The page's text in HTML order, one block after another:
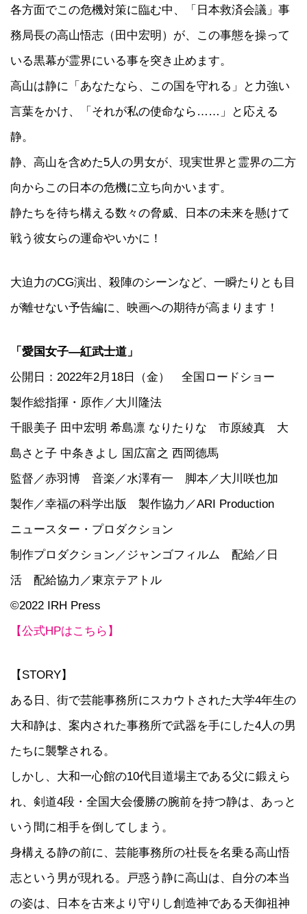
各方面でこの危機対策に臨む中、「日本救済会議」事
務局長の高山悟志（田中宏明）が、この事態を操って
いる黒幕が霊界にいる事を突き止めます。
高山は静に「あなたなら、この国を守れる」と力強い
言葉をかけ、「それが私の使命なら……」と応える
静。
静、高山を含めた5人の男女が、現実世界と霊界の二方
向からこの日本の危機に立ち向かいます。
静たちを待ち構える数々の脅威、日本の未来を懸けて
戦う彼女らの運命やいかに！
大迫力のCG演出、殺陣のシーンなど、一瞬たりとも目
が離せない予告編に、映画への期待が高まります！
「愛国女子―紅武士道」
公開日：2022年2月18日（金） 全国ロードショー
製作総指揮・原作／大川隆法
千眼美子 田中宏明 希島凛 なりたりな 市原綾真 大
島さと子 中条きよし 国広富之 西岡德馬
監督／赤羽博 音楽／水澤有一 脚本／大川咲也加
製作／幸福の科学出版 製作協力／ARI Production
ニュースター・プロダクション
制作プロダクション／ジャンゴフィルム 配給／日
活 配給協力／東京テアトル
©2022 IRH Press
【公式HPはこちら】
【STORY】
ある日、街で芸能事務所にスカウトされた大学4年生の
大和静は、案内された事務所で武器を手にした4人の男
たちに襲撃される。
しかし、大和一心館の10代目道場主である父に鍛えら
れ、剣道4段・全国大会優勝の腕前を持つ静は、あっと
いう間に相手を倒してしまう。
身構える静の前に、芸能事務所の社長を名乗る高山悟
志という男が現れる。戸惑う静に高山は、自分の本当
の姿は、日本を古来より守りし創造神である天御祖神